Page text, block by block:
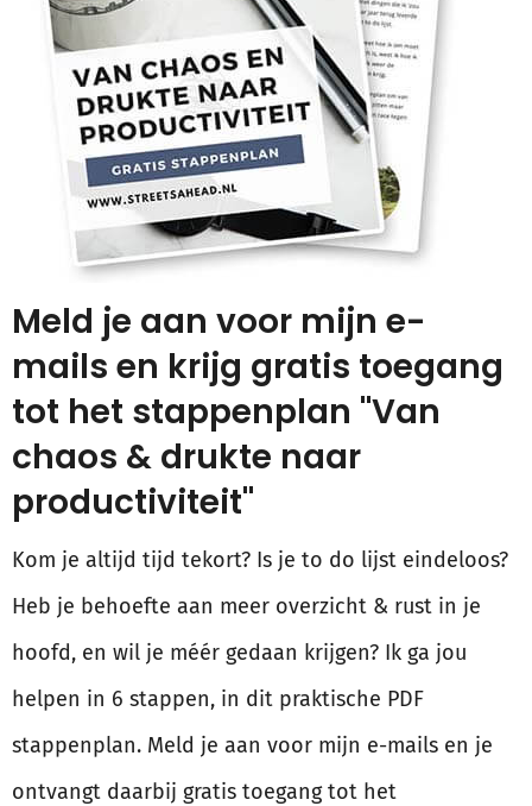
Meld je aan voor mijn e-
mails en krijg gratis toegang
tot het stappenplan "Van
chaos & drukte naar
productiviteit"
Kom je altijd tijd tekort? Is je to do lijst eindeloos?
Heb je behoefte aan meer overzicht & rust in je
hoofd, en wil je méér gedaan krijgen? Ik ga jou
helpen in 6 stappen, in dit praktische PDF
stappenplan. Meld je aan voor mijn e-mails en je
ontvangt daarbij gratis toegang tot het